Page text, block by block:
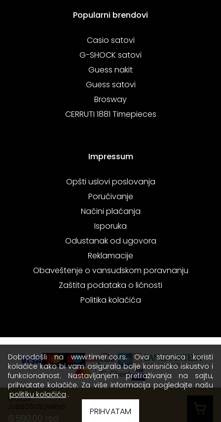
GUESS
JUBB06179JWRHS
6.590,00 rsd
Popularni brendovi
Casio satovi
G-SHOCK satovi
Guess nakit
Guess satovi
Brosway
CERRUTI 1881 Timepieces
Impressum
Opšti uslovi poslovanja
Poručivanje
Načini plaćanja
Isporuka
Odustanak od ugovora
Reklamacije
Obaveštenje o vansudskom poravnanju
Zaštita podataka o ličnosti
Politika kolačića
Copyright © 2026 Timer - Sva prava zadržana.
Dobrodošli na www.timer.co.rs. Ova stranica koristi
kolačiće kako bi vam osigurala bolje korisničko iskustvo i
funkcionalnost. Nastavljanjem pretraživanja na sajtu,
prihvatate kolačiće. Za više informacija pogledajte našu
politiku kolačića .
PRIHVATAM